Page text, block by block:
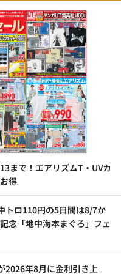
まで！エアリズムT・UVカ
得
トロ110円の5日間は8/7か
念「地中海本まぐろ」フェ
2026年8月に金利引き上